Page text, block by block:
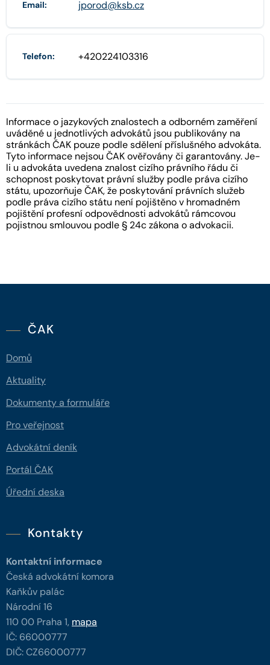
Email: jporod@ksb.cz
Telefon: +420224103316
Informace o jazykových znalostech a odborném zaměření
uváděné u jednotlivých advokátů jsou publikovány na
stránkách ČAK pouze podle sdělení příslušného advokáta.
Tyto informace nejsou ČAK ověřovány či garantovány. Je-
li u advokáta uvedena znalost cizího právního řádu či
schopnost poskytovat právní služby podle práva cizího
státu, upozorňuje ČAK, že poskytování právních služeb
podle práva cizího státu není pojištěno v hromadném
pojištění profesní odpovědnosti advokátů rámcovou
pojistnou smlouvou podle § 24c zákona o advokacii.
ČAK
Domů
Aktuality
Dokumenty a formuláře
Pro veřejnost
Advokátní deník
Portál ČAK
Úřední deska
Kontakty
Kontaktní informace
Česká advokátní komora
Kaňkův palác
Národní 16
110 00 Praha 1, mapa
IČ: 66000777
DIČ: CZ66000777